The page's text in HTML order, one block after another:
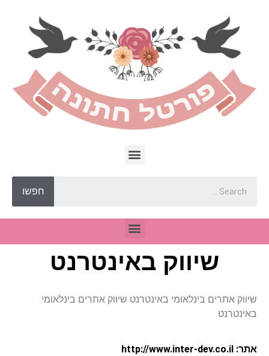
חפשו
שיווק באינטרנט
שיווק אתרים בינלאומי באינטרנט שיווק אתרים בינלאומי
באינטרנט
אתר: http://www.inter-dev.co.il